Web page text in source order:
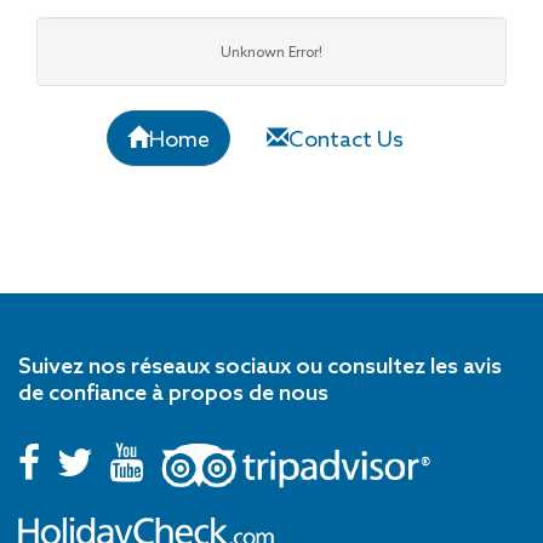
Unknown Error!
Home Contact Us
Suivez nos réseaux sociaux ou consultez les avis
de confiance à propos de nous